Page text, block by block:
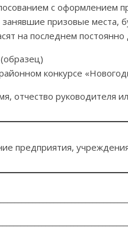
с оформлением
призовые места,
на последнем
конкурсе
отчество руководителя
предприятия,